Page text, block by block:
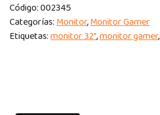
Código:002345
Categorías:Monitor,Monitor Gamer
Etiquetas:monitor 32",monitor gamer,